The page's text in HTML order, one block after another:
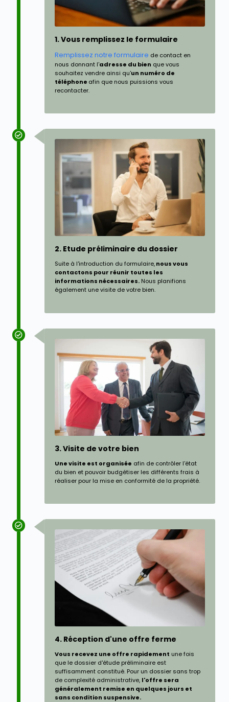
1. Vous remplissez le formulaire
Remplissez notre formulaire de contact en
nous donnant l'adresse du bien que vous
souhaitez vendre ainsi qu'un numéro de
téléphone afin que nous puissions vous
recontacter.
2. Etude préliminaire du dossier
Suite à l'introduction du formulaire,nous vous
contactons pour réunir toutes les
informations nécessaires.Nous planifions
également une visite de votre bien.
3. Visite de votre bien
Une visite est organisée afin de contrôler l'état
du bien et pouvoir budgétiser les différents frais à
réaliser pour la mise en conformité de la propriété.
4. Réception d'une offre ferme
Vous recevez une offre rapidement une fois
que le dossier d'étude préliminaire est
suffisamment constitué. Pour un dossier sans trop
de complexité administrative, l'offre sera
généralement remise en quelques jours et
sans condition suspensive.